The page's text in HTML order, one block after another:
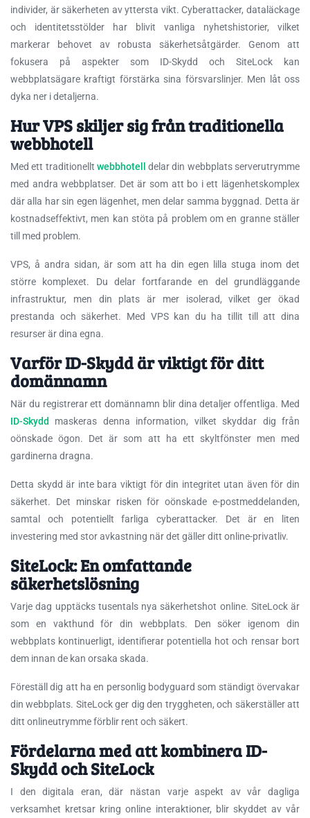
individer, är säkerheten av yttersta vikt. Cyberattacker, dataläckage
och identitetsstölder har blivit vanliga nyhetshistorier, vilket
markerar behovet av robusta säkerhetsåtgärder. Genom att
fokusera på aspekter som ID-Skydd och SiteLock kan
webbplatsägare kraftigt förstärka sina försvarslinjer. Men låt oss
dyka ner i detaljerna.
Hur VPS skiljer sig från traditionella
webbhotell
Med ett traditionellt webbhotell
delar din webbplats serverutrymme
med andra webbplatser. Det är som att bo i ett lägenhetskomplex
där alla har sin egen lägenhet, men delar samma byggnad. Detta är
kostnadseffektivt, men kan stöta på problem om en granne ställer
till med problem.
VPS, å andra sidan, är som att ha din egen lilla stuga inom det
större komplexet. Du delar fortfarande en del grundläggande
infrastruktur, men din plats är mer isolerad, vilket ger ökad
prestanda och säkerhet. Med VPS kan du ha tillit till att dina
resurser är dina egna.
Varför ID-Skydd är viktigt för ditt
domännamn
När du registrerar ett domännamn blir dina detaljer offentliga. Med
ID-Skydd
maskeras denna information, vilket skyddar dig från
oönskade ögon. Det är som att ha ett skyltfönster men med
gardinerna dragna.
Detta skydd är inte bara viktigt för din integritet utan även för din
säkerhet. Det minskar risken för oönskade e-postmeddelanden,
samtal och potentiellt farliga cyberattacker. Det är en liten
investering med stor avkastning när det gäller ditt online-privatliv.
SiteLock: En omfattande
säkerhetslösning
Varje dag upptäcks tusentals nya säkerhetshot online. SiteLock är
som en vakthund för din webbplats. Den söker igenom din
webbplats kontinuerligt, identifierar potentiella hot och rensar bort
dem innan de kan orsaka skada.
Föreställ dig att ha en personlig bodyguard som ständigt övervakar
din webbplats. SiteLock ger dig den tryggheten, och säkerställer att
ditt onlineutrymme förblir rent och säkert.
Fördelarna med att kombinera ID-
Skydd och SiteLock
I den digitala eran, där nästan varje aspekt av vår dagliga
verksamhet kretsar kring online interaktioner, blir skyddet av vår